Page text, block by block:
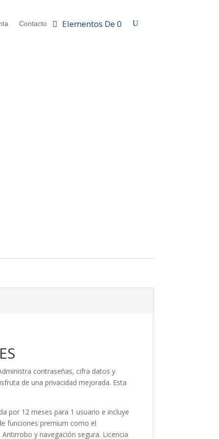
Contacto Elementos De 0
contraseñas, cifra datos y
de una privacidad mejorada. Esta
por 12 meses para 1 usuario e incluye
funciones premium como el
y navegación segura. Licencia